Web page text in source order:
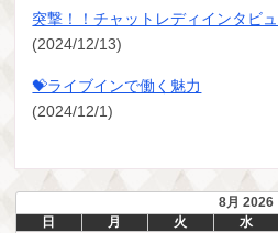
突撃！！チャットレディインタビ
(2024/12/13)
💝ライブインで働く魅力
(2024/12/1)
8月 2026
日
月 火 水